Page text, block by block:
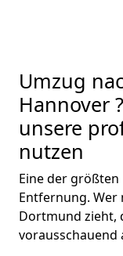
Umzug
Hannover
unsere
nutzen
Eine der
Entfernung. Wer
Dortmund zieht,
vorausschauend